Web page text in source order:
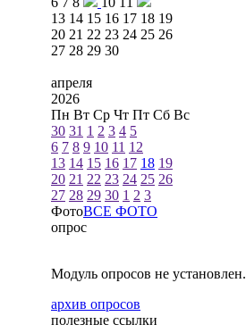
13 14 15 16 17 18 19
20 21 22 23 24 25 26
27 28 29 30
апреля
2026
Пн Вт Ср Чт Пт Сб Вс
30 31 1 2 3 4 5
6 7 8 9 10 11 12
13 14 15 16 17 18 19
20 21 22 23 24 25 26
27 28 29 30 1 2 3
ФотоВСЕ ФОТО
опрос
Модуль опросов не установлен.
архив опросов
полезные ссылки